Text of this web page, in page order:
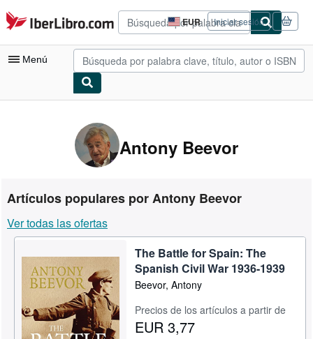
Pasar al contenido principal
IberLibro.com EUR
Preferencias
de
compra
del
Iniciar sesión
Menú
Consultar mis pedidos
Búsqueda avanzada
Libros antiguos
Arte y coleccionismo
Vendedores
Comenzar a vender
Ayuda
CERRAR
Antony Beevor
Artículos populares por Antony Beevor
Ver todas las ofertas
The Battle for Spain: The
Spanish Civil War 1936-1939
Beevor, Antony
Precios de los artículos a partir de
EUR 3,77